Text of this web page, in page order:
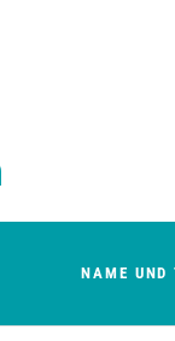
NAME UND